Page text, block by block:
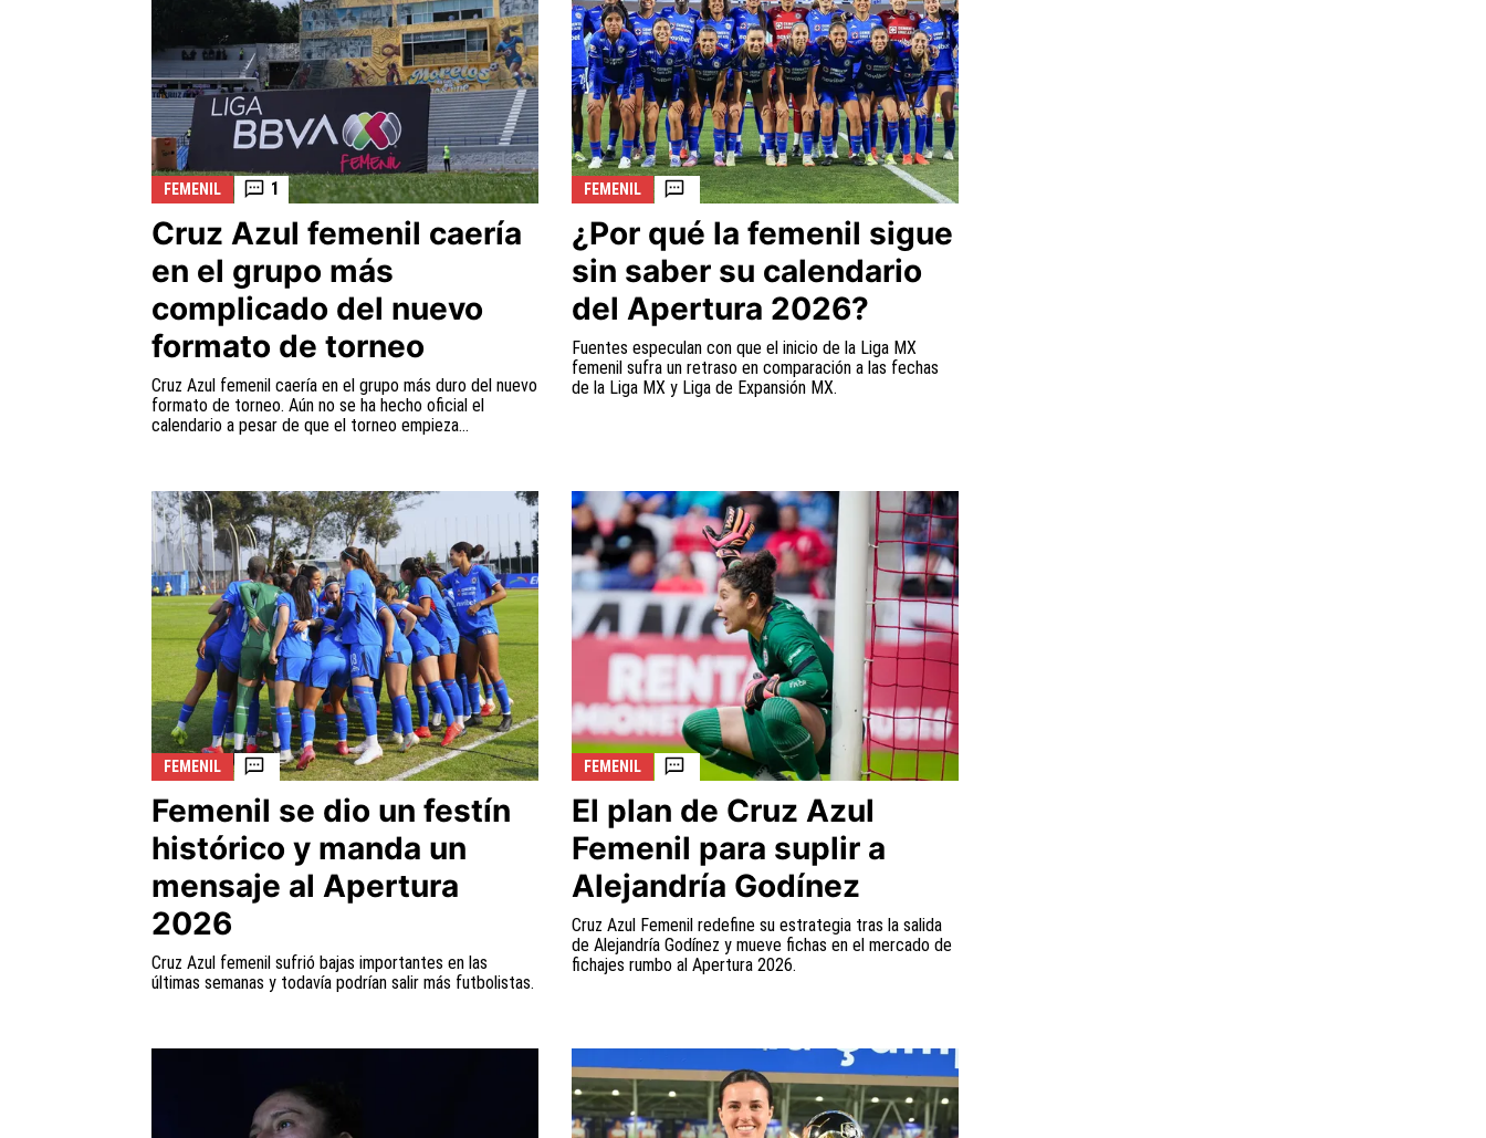
FEMENIL 1
Cruz Azul femenil caería
en el grupo más
complicado del nuevo
formato de torneo
Cruz Azul femenil caería en el grupo más duro del nuevo
formato de torneo. Aún no se ha hecho oficial el
calendario a pesar de que el torneo empieza...
FEMENIL
¿Por qué la femenil sigue
sin saber su calendario
del Apertura 2026?
Fuentes especulan con que el inicio de la Liga MX
femenil sufra un retraso en comparación a las fechas
de la Liga MX y Liga de Expansión MX.
FEMENIL
Femenil se dio un festín
histórico y manda un
mensaje al Apertura
2026
Cruz Azul femenil sufrió bajas importantes en las
últimas semanas y todavía podrían salir más futbolistas.
FEMENIL
El plan de Cruz Azul
Femenil para suplir a
Alejandría Godínez
Cruz Azul Femenil redefine su estrategia tras la salida
de Alejandría Godínez y mueve fichas en el mercado de
fichajes rumbo al Apertura 2026.